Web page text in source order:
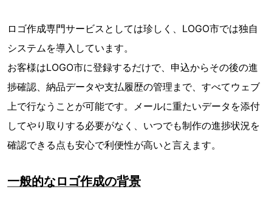
ロゴ作成専門サービスとしては珍しく、LOGO市では独自
システムを導入しています。
お客様はLOGO市に登録するだけで、申込からその後の進
捗確認、納品データや支払履歴の管理まで、すべてウェブ
上で行なうことが可能です。メールに重たいデータを添付
してやり取りする必要がなく、いつでも制作の進捗状況を
確認できる点も安心で利便性が高いと言えます。
一般的なロゴ作成の背景